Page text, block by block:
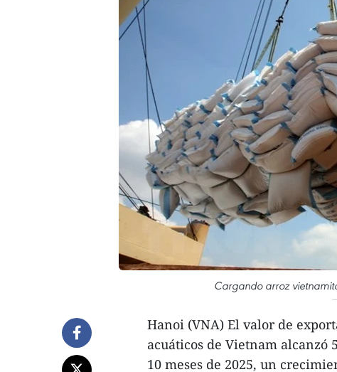
Cargando arroz
Hanoi (VNA) El valor de
acuáticos de Vietnam
10 meses de 2025, un